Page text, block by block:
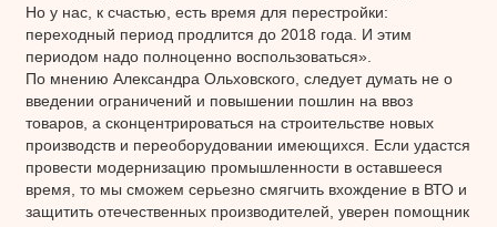
Но у нас, к счастью, есть время для перестройки:
переходный период продлится до 2018 года. И этим
периодом надо полноценно воспользоваться».
По мнению Александра Ольховского, следует думать не о
введении ограничений и повышении пошлин на ввоз
товаров, а сконцентрироваться на строительстве новых
производств и переоборудовании имеющихся. Если удастся
провести модернизацию промышленности в оставшееся
время, то мы сможем серьезно смягчить вхождение в ВТО и
защитить отечественных производителей, уверен помощник